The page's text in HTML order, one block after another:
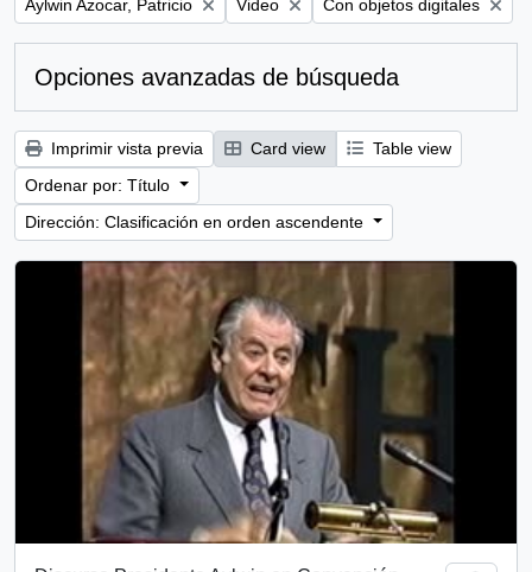
Aylwin Azocar, Patricio Video Con objetos digitales
Opciones avanzadas de búsqueda
Imprimir vista previa Card view
Table view
Ordenar por: Título
Dirección: Clasificación en orden ascendente